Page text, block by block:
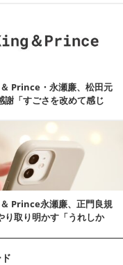
Prince・永瀬廉、松田元
謝「すごさを改めて感じ
Prince永瀬廉、正門良規
り取り明かす「うれしか